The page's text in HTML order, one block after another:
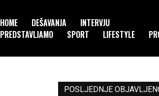
HOME DEŠAVANJA
INTERVJU
PREDSTAVLJAMO
SPORT LIFESTYLE
POSLJEDNJE